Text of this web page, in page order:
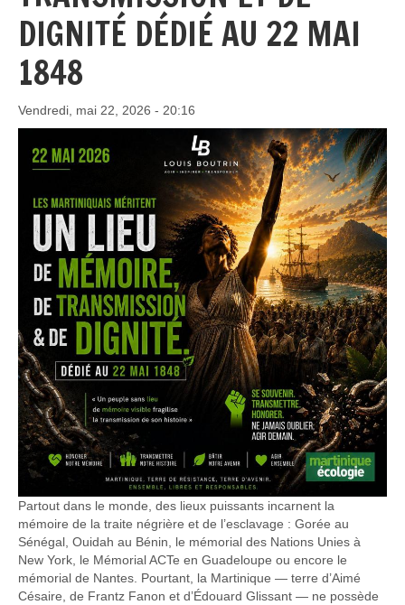
DIGNITÉ DÉDIÉ AU 22 MAI
1848
Vendredi, mai 22, 2026 - 20:16
Partout dans le monde, des lieux puissants incarnent la
mémoire de la traite négrière et de l’esclavage : Gorée au
Sénégal, Ouidah au Bénin, le mémorial des Nations Unies à
New York, le Mémorial ACTe en Guadeloupe ou encore le
mémorial de Nantes. Pourtant, la Martinique — terre d’Aimé
Césaire, de Frantz Fanon et d’Édouard Glissant — ne possède